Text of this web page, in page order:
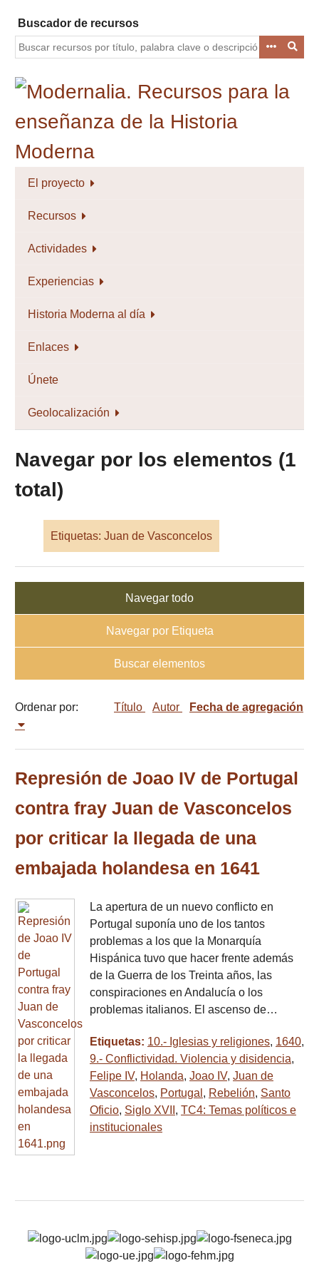
contenido
principal
Buscador de recursos
El proyecto
Recursos
Actividades
Experiencias
Historia Moderna al día
Enlaces
Únete
Geolocalización
Navegar por los elementos (1
total)
Etiquetas: Juan de Vasconcelos
Navegar todo
Navegar por Etiqueta
Buscar elementos
Ordenar por: Título Autor Fecha de agregación
Represión de Joao IV de Portugal
contra fray Juan de Vasconcelos
por criticar la llegada de una
embajada holandesa en 1641
La apertura de un nuevo conflicto en
Portugal suponía uno de los tantos
problemas a los que la Monarquía
Hispánica tuvo que hacer frente además
de la Guerra de los Treinta años, las
conspiraciones en Andalucía o los
problemas italianos. El ascenso de…
Etiquetas: 10.- Iglesias y religiones, 1640,
9.- Conflictividad. Violencia y disidencia,
Felipe IV, Holanda, Joao IV, Juan de
Vasconcelos, Portugal , Rebelión, Santo
Oficio, Siglo XVII , TC4: Temas políticos e
institucionales